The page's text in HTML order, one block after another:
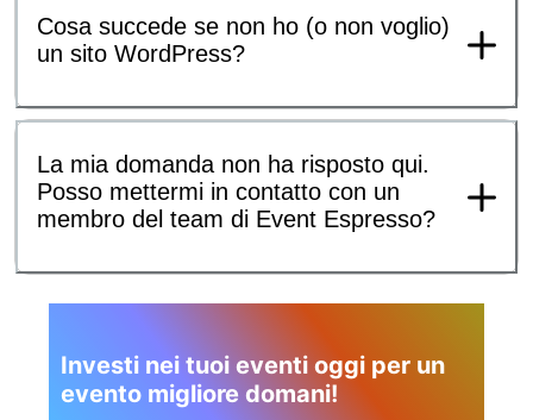
Cosa succede se non ho (o non voglio)
un sito WordPress?
La mia domanda non ha risposto qui.
Posso mettermi in contatto con un
membro del team di Event Espresso?
Investi nei tuoi eventi oggi per un
evento migliore domani!